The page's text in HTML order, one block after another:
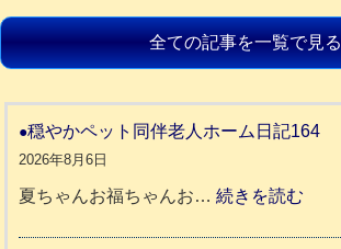
全ての記事を一覧で見る
穏やかペット同伴老人ホーム日記164
2026年8月6日
夏ちゃんお福ちゃんお…続きを読む